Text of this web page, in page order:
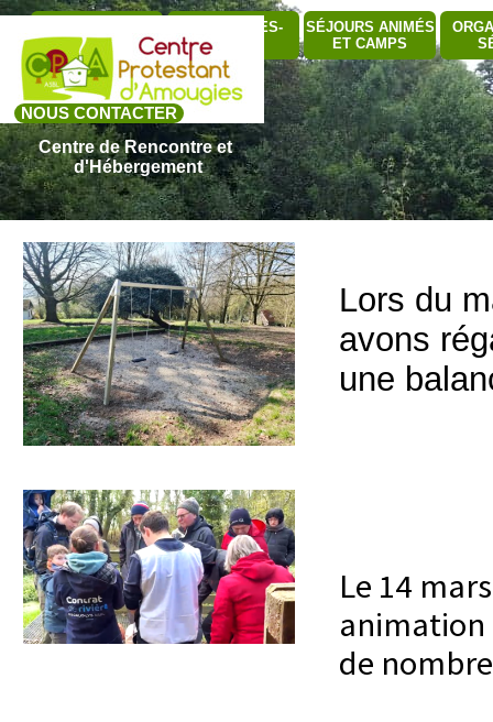
Aller au contenu
Sauter le
BÂTIMENTS
QUI SOMMES-
NOUS ?
▼
SÉJOURS ANIMÉS
ET CAMPS
NOUS CONTACTER
Centre de Rencontre et
d'Hébergement
Lors du
avons
une
Le 14
de